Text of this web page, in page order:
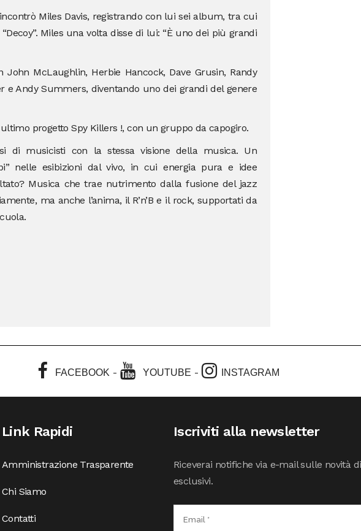
Miles Davis, registrando con lui sei album, tra cui
“Decoy”. Miles una volta disse di lui: “È uno dei più grandi
John McLaughlin, Herbie Hancock, Dave Grusin, Randy
e Andy Summers, diventando uno dei grandi del genere
progetto Spy Killers !, con un gruppo da capogiro.
di musicisti con la stessa visione della musica. Un
nelle esibizioni dal vivo, in cui energia pura e idee
Musica che trae nutrimento dalla fusione del jazz
ma anche l’anima, il R’n’B e il rock, supportati da
FACEBOOK- YOUTUBE - INSTAGRAM
Link Rapidi
Amministrazione Trasparente
Chi Siamo
Contatti
Iscriviti alla newsletter
Riceverai notifiche via e-mail sulle novità
esclusivi.